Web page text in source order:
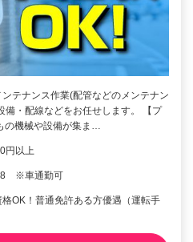
テナンス作業(配管などのメンテナン
備・配線などをお任せします。 【プ
の機械や設備が集ま…
円以上
※車通勤可
OK！普通免許ある方優遇（運転手